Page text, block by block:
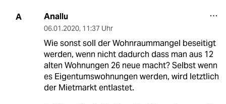
A Anallu
06.01.2020, 11:37 Uhr
Wie sonst soll der Wohnraummangel beseitigt
werden, wenn nicht dadurch dass man aus 12
alten Wohnungen 26 neue macht? Selbst wenn
es Eigentumswohnungen werden, wird letztlich
der Mietmarkt entlastet.